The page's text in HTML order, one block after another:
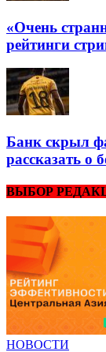
«Очень
рейтинги
Банк скрыл
рассказать о
ВЫБОР
НОВОСТИ